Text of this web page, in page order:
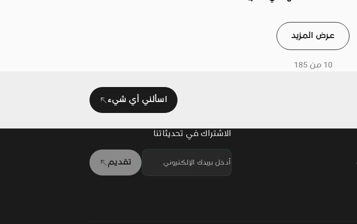
تملكها النساء، فضلاً عن دعم
الإسكان بأسعار معقولة للأفراد
ذوي الدخل المنخفض.
عرض المزيد
10 من 185
اسألني أي شيء
الاشتراك في تحديثاتنا
تقديم